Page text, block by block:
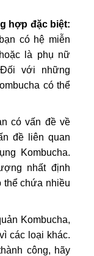
hợp đặc biệt:
có hệ miễn
là phụ nữ
với những
có thể
có vấn đề về
đề liên quan
Kombucha.
nhất định
thể chứa nhiều
Kombucha,
các loại khác.
công, hãy